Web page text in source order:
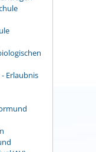
Erlaubnis